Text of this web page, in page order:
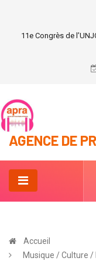
Grande Bretagne : Liz
AGENCE DE
Accueil
Musique / Culture /